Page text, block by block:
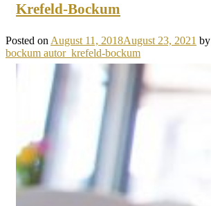
Krefeld-Bockum
Posted on August 11, 2018August 23, 2021 by
bockum autor_krefeld-bockum